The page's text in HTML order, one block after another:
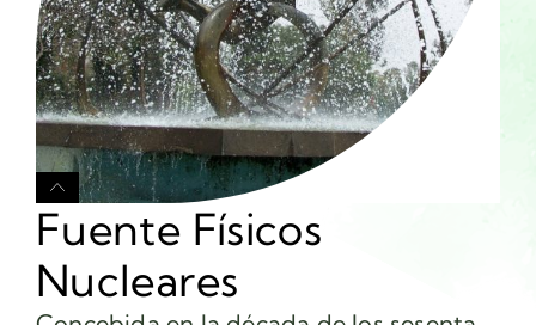
Fuente Físicos
Nucleares